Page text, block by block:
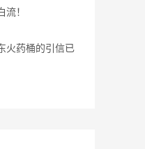
！
火药桶的引信已